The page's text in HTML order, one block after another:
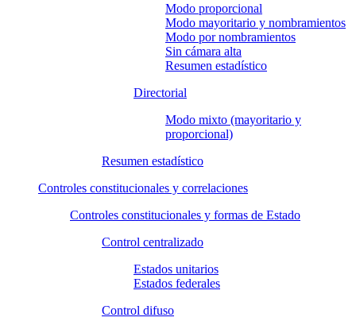
Modo proporcional
Modo mayoritario y nombramientos
Modo por nombramientos
Sin cámara alta
Resumen estadístico
Directorial
Modo mixto (mayoritario y
proporcional)
Resumen estadístico
Controles constitucionales y correlaciones
Controles constitucionales y formas de Estado
Control centralizado
Estados unitarios
Estados federales
Control difuso